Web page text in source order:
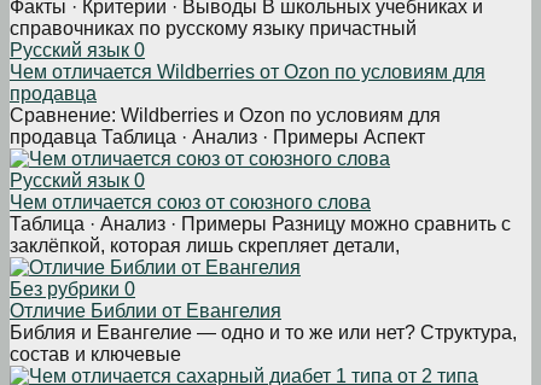
Факты · Критерии · Выводы В школьных учебниках и
справочниках по русскому языку причастный
Русский язык 0
Чем отличается Wildberries от Ozon по условиям для
продавца
Сравнение: Wildberries и Ozon по условиям для
продавца Таблица · Анализ · Примеры Аспект
Русский язык 0
Чем отличается союз от союзного слова
Таблица · Анализ · Примеры Разницу можно сравнить с
заклёпкой, которая лишь скрепляет детали,
Без рубрики 0
Отличие Библии от Евангелия
Библия и Евангелие — одно и то же или нет? Структура,
состав и ключевые